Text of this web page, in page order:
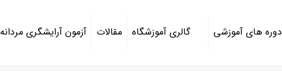
دوره های آموزشی گالری آموزشگاه مقالات آزمون آرایشگری مردانه